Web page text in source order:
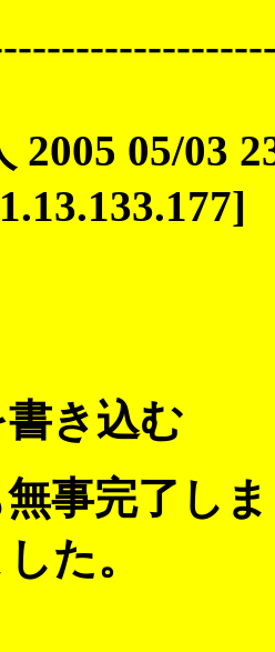
2005 05/03
き込む
事完了し
た。